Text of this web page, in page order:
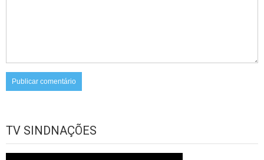
TV SINDNAÇÕES